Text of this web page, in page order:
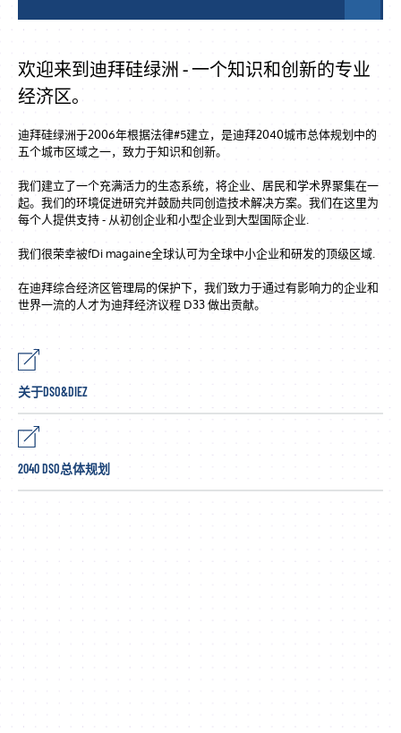
欢迎来到迪拜硅绿洲 - 一个知识和创新的专业
经济区。
迪拜硅绿洲于2006年根据法律#5建立，是迪拜2040城市总体规划中的
五个城市区域之一，致力于知识和创新。
我们建立了一个充满活力的生态系统，将企业、居民和学术界聚集在一
起。我们的环境促进研究并鼓励共同创造技术解决方案。我们在这里为
每个人提供支持 - 从初创企业和小型企业到大型国际企业.
我们很荣幸被fDi magaine全球认可为全球中小企业和研发的顶级区域.
在迪拜综合经济区管理局的保护下，我们致力于通过有影响力的企业和
世界一流的人才为迪拜经济议程 D33 做出贡献。
关于DSO&DIEZ
2040 DSO总体规划
Sustainable economic